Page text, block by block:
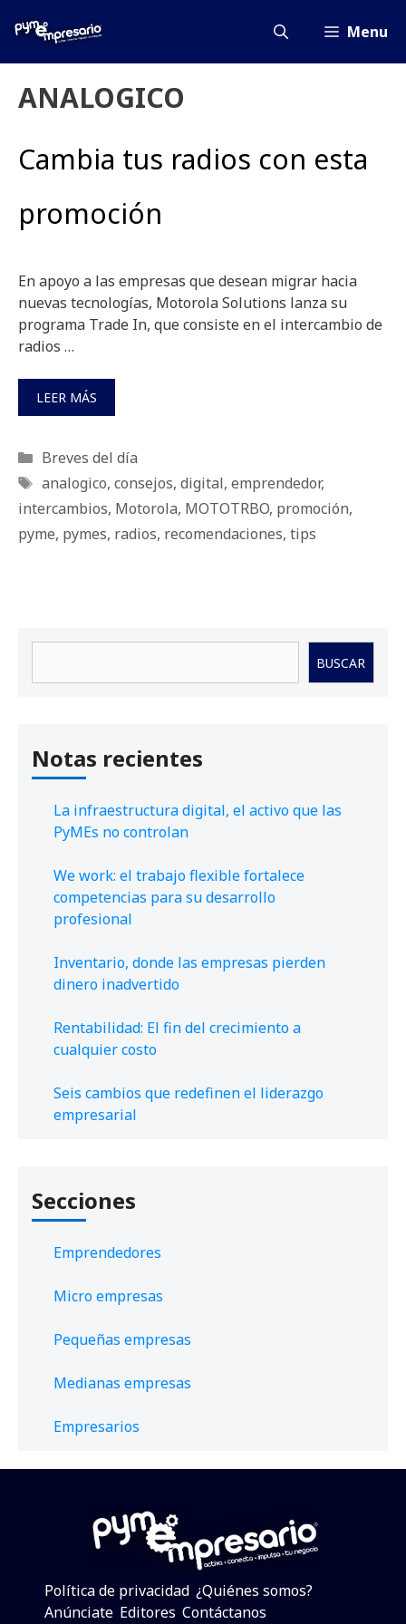
Menu
ANALOGICO
Cambia tus radios con esta
promoción
En apoyo a las empresas que desean migrar hacia
nuevas tecnologías, Motorola Solutions lanza su
programa Trade In, que consiste en el intercambio de
radios …
LEER MÁS
Categorías
Breves del día
Etiquetas
analogico, consejos, digital, emprendedor,
intercambios, Motorola, MOTOTRBO, promoción,
pyme, pymes, radios, recomendaciones, tips
BUSCAR
Notas recientes
La infraestructura digital, el activo que las
PyMEs no controlan
We work: el trabajo flexible fortalece
competencias para su desarrollo
profesional
Inventario, donde las empresas pierden
dinero inadvertido
Rentabilidad: El fin del crecimiento a
cualquier costo
Seis cambios que redefinen el liderazgo
empresarial
Secciones
Emprendedores
Micro empresas
Pequeñas empresas
Medianas empresas
Empresarios
Política de privacidad ¿Quiénes somos?
Anúnciate Editores Contáctanos